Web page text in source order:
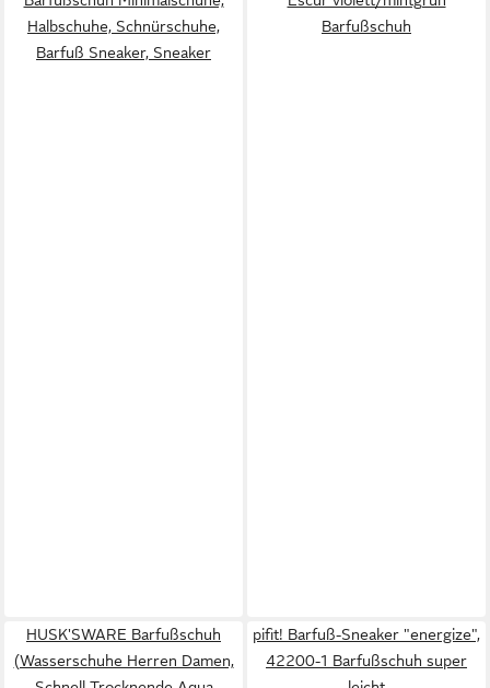
Halbschuhe, Schnürschuhe,
Barfuß Sneaker, Sneaker
Barfußschuh
HUSK'SWARE Barfußschuh
(Wasserschuhe Herren Damen,
pifit! Barfuß-Sneaker "energize",
42200-1 Barfußschuh super